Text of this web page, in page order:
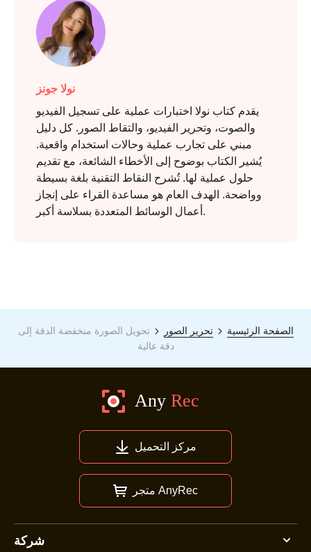
نولا جونز
يقدم كتاب نولا اختبارات عملية على تسجيل الفيديو
والصوت، وتحرير الفيديو، والتقاط الصور. كل دليل
مبني على تجارب عملية وحالات استخدام واقعية.
يُشير الكتاب بوضوح إلى الأخطاء الشائعة، مع تقديم
حلول عملية لها. تُشرح النقاط التقنية بلغة بسيطة
وواضحة. الهدف العام هو مساعدة القراء على إنجاز
أعمال الوسائط المتعددة بسلاسة أكبر.
الصفحة الرئيسية تحرير الصور
تحويل الصورة منخفضة الدقة إلى
دقة عالية
مركز التحميل
متجر AnyRec
شركة